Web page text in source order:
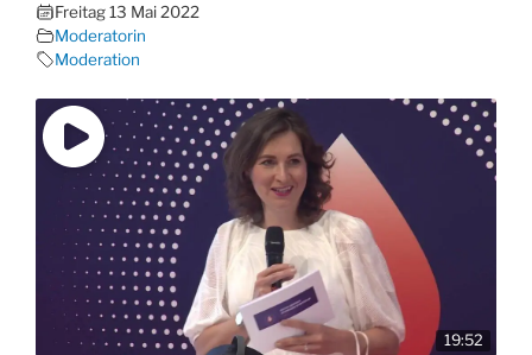
Freitag 13 Mai 2022
Moderatorin
Moderation
19:52